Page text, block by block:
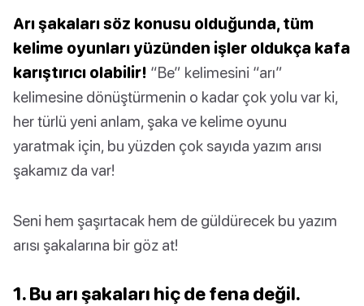
Arı şakaları söz konusu olduğunda, tüm
kelime oyunları yüzünden işler oldukça kafa
karıştırıcı olabilir! “Be” kelimesini “arı”
kelimesine dönüştürmenin o kadar çok yolu var ki,
her türlü yeni anlam, şaka ve kelime oyunu
yaratmak için, bu yüzden çok sayıda yazım arısı
şakamız da var!
Seni hem şaşırtacak hem de güldürecek bu yazım
arısı şakalarına bir göz at!
1. Bu arı şakaları hiç de fena değil.